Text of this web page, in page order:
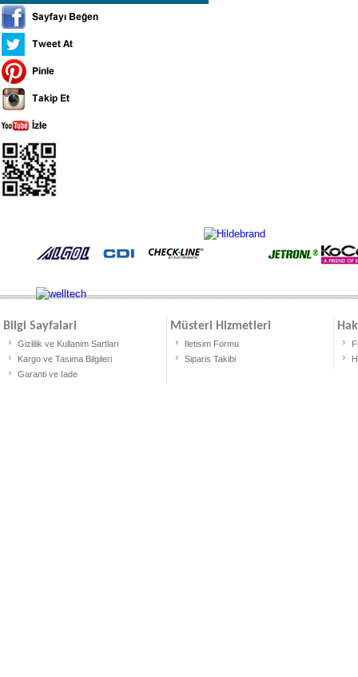
Bilgi Sayfalari
Gizlilik ve Kullanim Sartlari
Kargo ve Tasima Bilgileri
Garanti ve Iade
Müsteri Hizmetleri
Iletisim Formu
Siparis Takibi